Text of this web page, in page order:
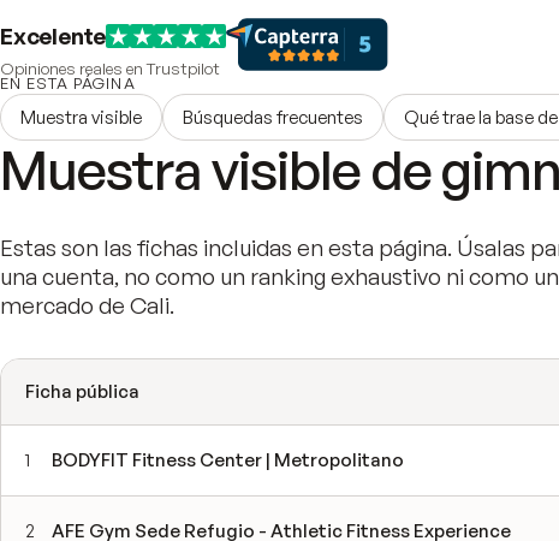
Excelente
Opiniones reales en Trustpilot
EN ESTA PÁGINA
Muestra visible Búsquedas frecuentes Qué trae la base
Muestra visible de
Estas son las fichas incluidas en esta página. Úsalas
una cuenta, no como un ranking exhaustivo ni como
mercado de Cali.
Ficha pública
1 BODYFIT Fitness Center | Metropolitano
2 AFE Gym Sede Refugio - Athletic Fitness Experience